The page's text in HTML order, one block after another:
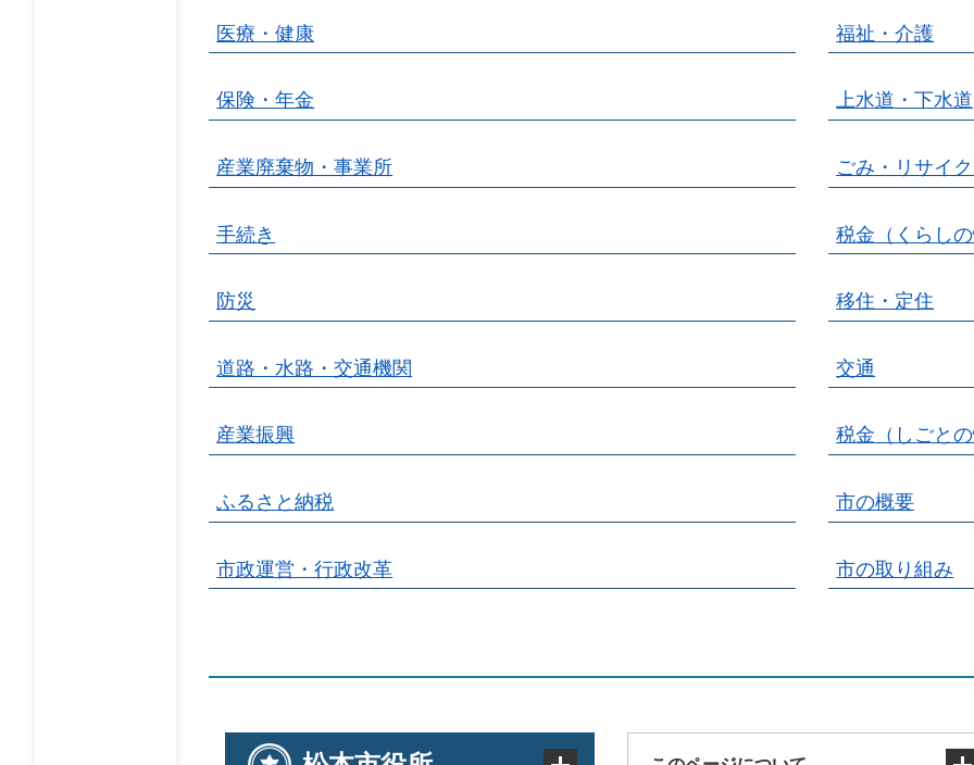
医療・健康 福祉・介護
保険・年金 上水道・下水道
産業廃棄物・事業所 ごみ・リサイ
手続き 税金（くらしの
防災 移住・定住
道路・水路・交通機関 交通
産業振興 税金（しごとの
ふるさと納税 市の概要
市政運営・行政改革 市の取り組み